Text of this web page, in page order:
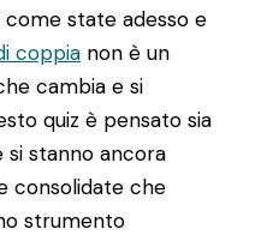
state adesso e
coppia non è un
cambia e si
quiz è pensato sia
si stanno ancora
consolidate che
strumento